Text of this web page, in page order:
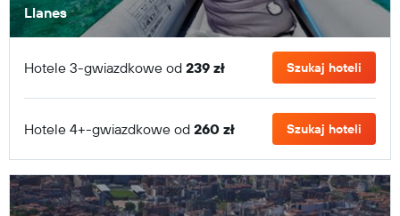
Llanes
Hotele 3-gwiazdkowe od 239 zł Szukaj hoteli
Hotele 4+-gwiazdkowe od 260 zł Szukaj hoteli